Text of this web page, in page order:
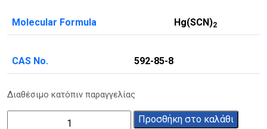
Molecular Formula Hg(SCN)2
CAS No. 592-85-8
Διαθέσιμο κατόπιν παραγγελίας
Προσθήκη στο καλάθι